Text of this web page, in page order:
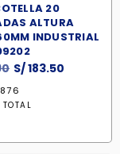
20
ALTURA
INDUSTRIAL
El
precio
original
S/183.50
TOTAL